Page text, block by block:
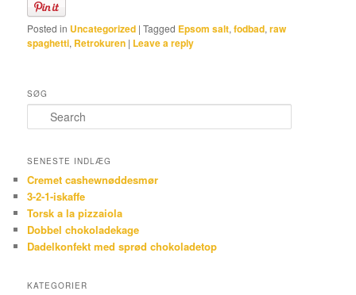
Posted in Uncategorized |Tagged Epsom salt,fodbad,raw
spaghetti, Retrokuren | Leave a reply
SØG
Search
SENESTE INDLÆG
Cremet cashewnøddesmør
3-2-1-iskaffe
Torsk a la pizzaiola
Dobbel chokoladekage
Dadelkonfekt med sprød chokoladetop
KATEGORIER